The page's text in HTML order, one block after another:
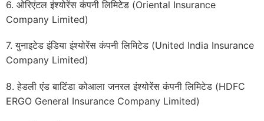
6. ओरिएंटल इंश्योरेंस कंपनी लिमिटेड (Oriental Insurance
Company Limited)
7. युनाइटेड इंडिया इंश्योरेंस कंपनी लिमिटेड (United India Insurance
Company Limited)
8. हेडली एंड बाटिंडा कोआला जनरल इंश्योरेंस कंपनी लिमिटेड (HDFC
ERGO General Insurance Company Limited)